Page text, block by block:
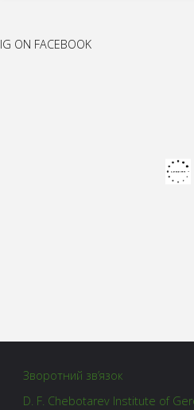
IG ON FACEBOOK
Зворотний зв’язок
D. F. Chebotarev Institute of